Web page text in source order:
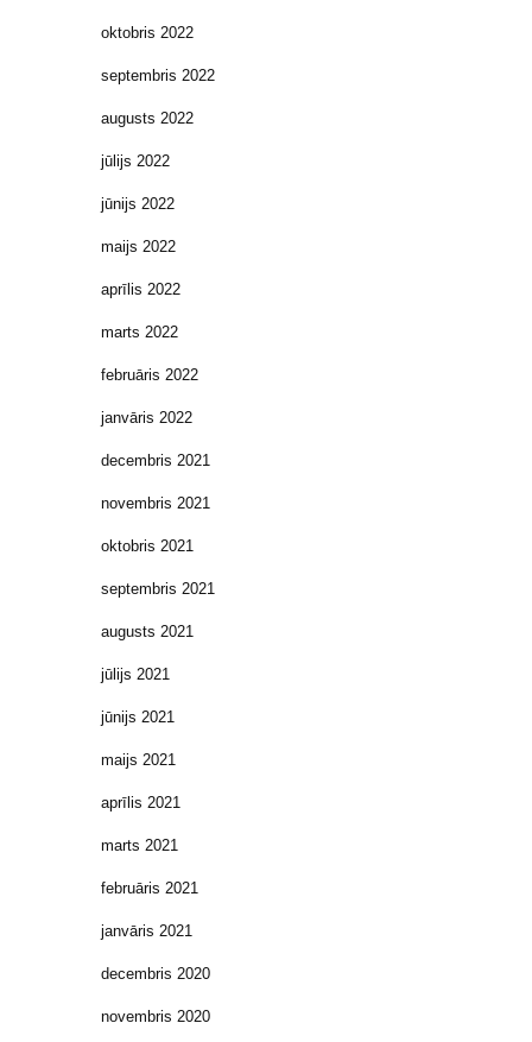
oktobris 2022
septembris 2022
augusts 2022
jūlijs 2022
jūnijs 2022
maijs 2022
aprīlis 2022
marts 2022
februāris 2022
janvāris 2022
decembris 2021
novembris 2021
oktobris 2021
septembris 2021
augusts 2021
jūlijs 2021
jūnijs 2021
maijs 2021
aprīlis 2021
marts 2021
februāris 2021
janvāris 2021
decembris 2020
novembris 2020